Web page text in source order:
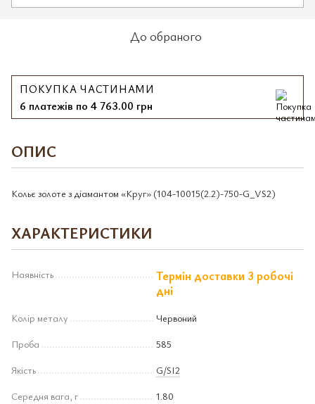
До обраного
ПОКУПКА ЧАСТИНАМИ
6 платежів по 4 763.00 грн
ОПИС
Кольє золоте з діамантом «Круг» (104-10015(2.2)-750-G_VS2)
ХАРАКТЕРИСТИКИ
Наявність
Термін доставки 3 робочі
дні
Колір металу
Червоний
Проба
585
Якість
G/SI2
Середня вага, г
1.80